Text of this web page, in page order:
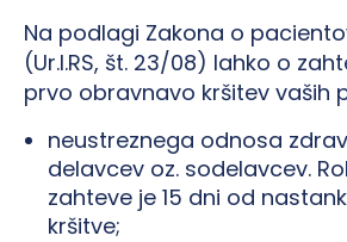
Na podlagi Zakona o
(Ur.l.RS, št. 23/08) lahko o
prvo obravnavo kršitev vaših
neustreznega odnosa
delavcev oz. sodelavcev.
zahteve je 15 dni od
kršitve;